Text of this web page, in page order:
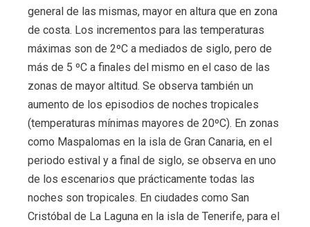
general de las mismas, mayor en altura que en zona
de costa. Los incrementos para las temperaturas
máximas son de 2ºC a mediados de siglo, pero de
más de 5 ºC a finales del mismo en el caso de las
zonas de mayor altitud. Se observa también un
aumento de los episodios de noches tropicales
(temperaturas mínimas mayores de 20ºC). En zonas
como Maspalomas en la isla de Gran Canaria, en el
periodo estival y a final de siglo, se observa en uno
de los escenarios que prácticamente todas las
noches son tropicales. En ciudades como San
Cristóbal de La Laguna en la isla de Tenerife, para el